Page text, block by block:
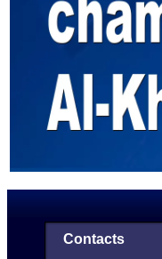
Contacts